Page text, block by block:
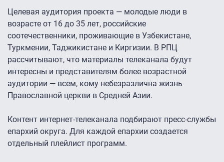
Целевая аудитория проекта — молодые люди в
возрасте от 16 до 35 лет, российские
соотечественники, проживающие в Узбекистане,
Туркмении, Таджикистане и Киргизии. В РПЦ
рассчитывают, что материалы телеканала будут
интересны и представителям более возрастной
аудитории — всем, кому небезразлична жизнь
Православной церкви в Средней Азии.
Контент интернет-телеканала подбирают пресс-службы
епархий округа. Для каждой епархии создается
отдельный плейлист программ.